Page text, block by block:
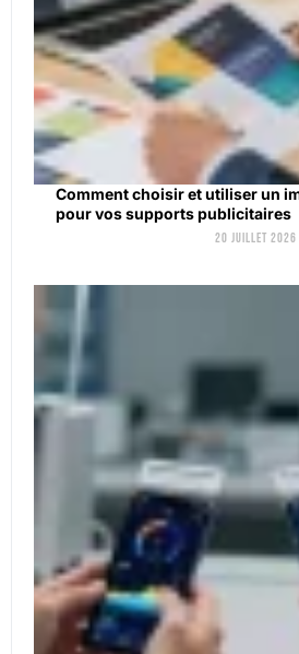
Comment choisir et utiliser un
pour vos supports publicitaires
20 juillet 2026